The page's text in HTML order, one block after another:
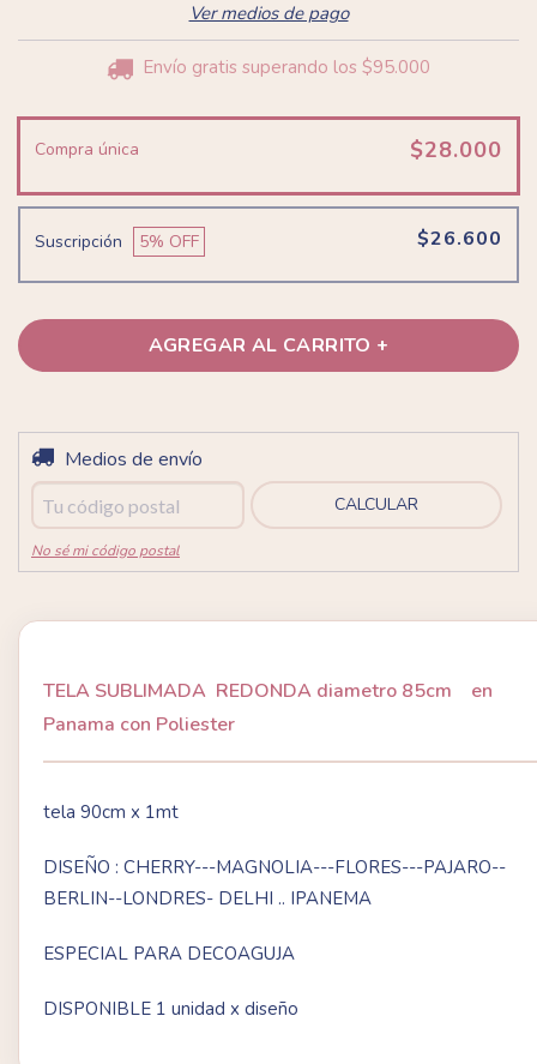
Ver medios de pago
Envío gratis superando los $95.000
Compra única $28.000
Suscripción 5% OFF $26.600
Entregas para el CP:
Medios de envío
CALCULAR
No sé mi código postal
TELA SUBLIMADA REDONDA diametro 85cm en
Panama con Poliester
tela 90cm x 1mt
DISEÑO : CHERRY---MAGNOLIA---FLORES---PAJARO--
BERLIN--LONDRES- DELHI .. IPANEMA
ESPECIAL PARA DECOAGUJA
DISPONIBLE 1 unidad x diseño